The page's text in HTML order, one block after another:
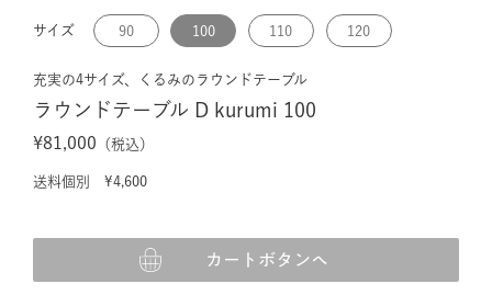
サイズ 90 100 110 120
充実の4サイズ、くるみのラウンドテーブル
ラウンドテーブル D kurumi 100
¥81,000 （税込）
送料個別 ¥4,600
カートボタンへ